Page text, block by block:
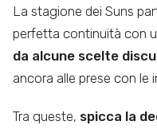
La stagione dei Suns
perfetta continuità con
da alcune scelte
ancora alle prese con le
Tra queste, spicca la